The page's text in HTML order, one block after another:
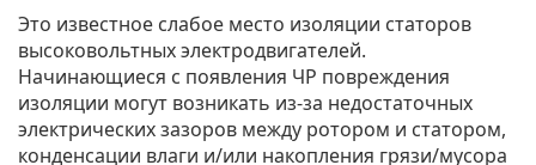
Это известное слабое место изоляции статоров
высоковольтных электродвигателей.
Начинающиеся с появления ЧР повреждения
изоляции могут возникать из-за недостаточных
электрических зазоров между ротором и статором,
конденсации влаги и/или накопления грязи/мусора